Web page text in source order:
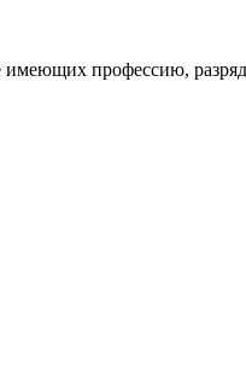
имеющих профессию,